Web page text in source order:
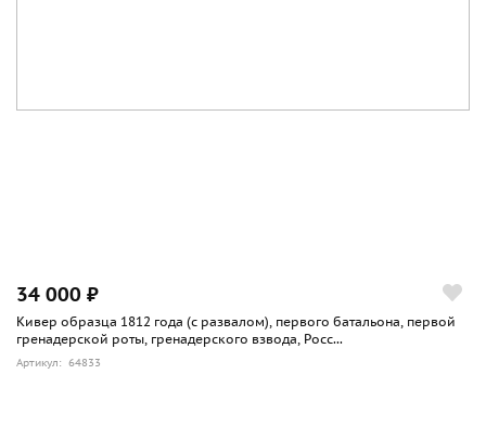
34 000 ₽
Кивер образца 1812 года (с развалом), первого батальона, первой
гренадерской роты, гренадерского взвода, Росс...
Артикул: 64833